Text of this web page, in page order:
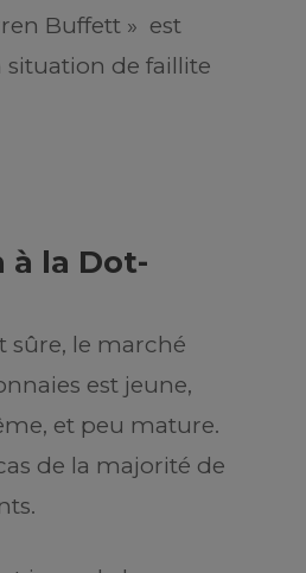
Buffett » est
situation de faillite
à la Dot-
sûre, le marché
est jeune,
et peu mature.
de la majorité de